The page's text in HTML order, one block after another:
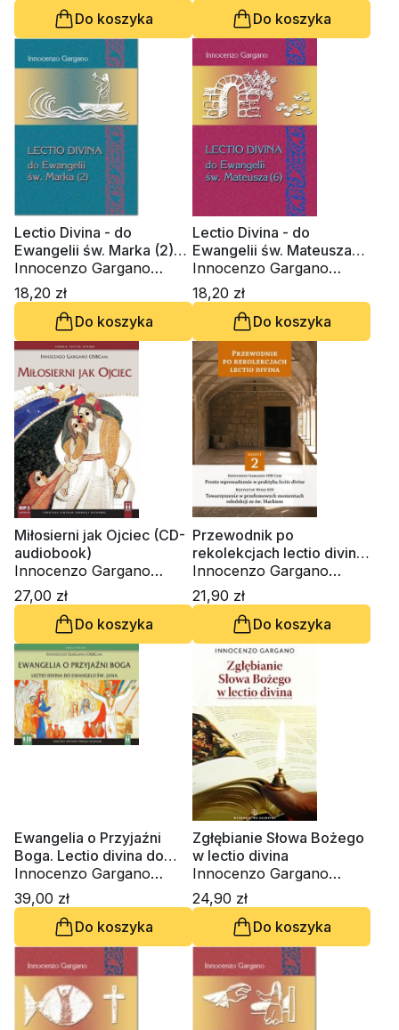
Do koszyka
Do koszyka
Lectio Divina - do
Ewangelii św. Marka (2)
(Tom 31)
Innocenzo Gargano
OSBCam.
18,20 zł
Do koszyka
Lectio Divina - do
Ewangelii św. Mateusza
(6) (Tom 28)
Innocenzo Gargano
OSBCam.
18,20 zł
Do koszyka
Miłosierni jak Ojciec (CD-
audiobook)
Innocenzo Gargano
OSBCam.
27,00 zł
Do koszyka
Przewodnik po
rekolekcjach lectio divina.
Zeszyt 2
Innocenzo Gargano
OSBCam., ks. Krzysztof
Wons SDS
21,90 zł
Do koszyka
Ewangelia o Przyjaźni
Boga. Lectio divina do
Ewangelii św. Jana
(6xCD-audiobook)
Innocenzo Gargano
OSBCam.
39,00 zł
Do koszyka
Zgłębianie Słowa Bożego
w lectio divina
Innocenzo Gargano
OSBCam.
24,90 zł
Do koszyka